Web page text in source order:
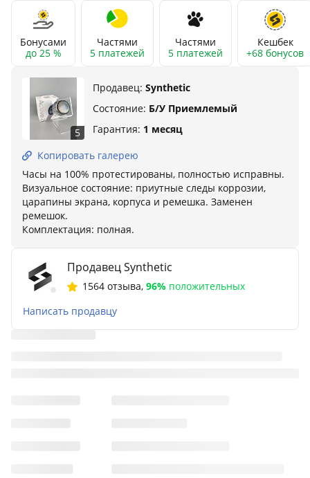
Бонусами
до 25 %
Частями
5 платежей
Частями
5 платежей
Кешбек
+68 бонусов
5
Продавец: Synthetic
Состояние: Б/У Приемлемый
Гарантия: 1 месяц
Копировать галерею
Часы на 100% протестированы, полностью исправны.
Визуальное состояние: приутные следы коррозии,
царапины экрана, корпуса и ремешка. Заменен
ремешок.
Комплектация: полная.
Продавец Synthetic
1564 отзыва, 96% положительных
Написать продавцу